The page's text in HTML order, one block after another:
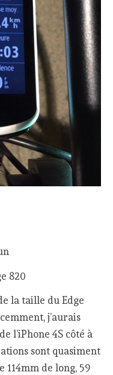
820
la taille du Edge
j’aurais
l’iPhone 4S côté à
sont quasiment
114mm de long, 59